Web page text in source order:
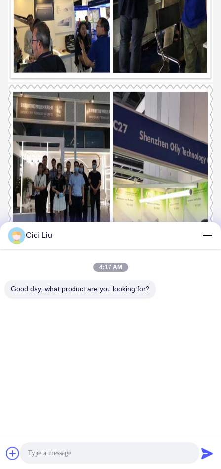
Der Dienst von Ofly
Cici Liu
4:17 AM
Good day, what product are you looking for?